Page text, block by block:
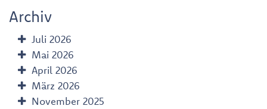
Archiv
Juli 2026
Mai 2026
April 2026
März 2026
November 2025